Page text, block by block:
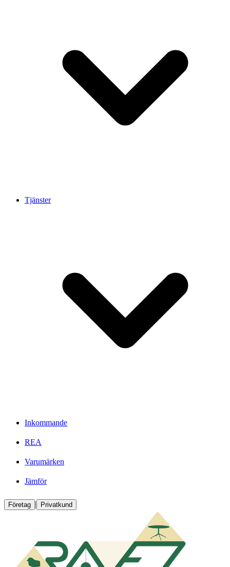
Tjänster
Inkommande
REA
Varumärken
Jämför
Företag | Privatkund